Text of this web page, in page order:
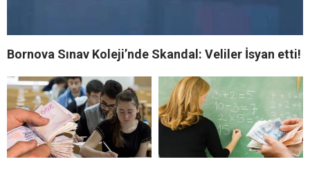
Bornova Sınav Koleji’nde Skandal: Veliler İsyan etti!